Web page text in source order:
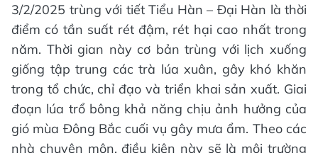
3/2/2025 trùng với tiết Tiểu Hàn – Đại Hàn là thời
điểm có tần suất rét đậm, rét hại cao nhất trong
năm. Thời gian này cơ bản trùng với lịch xuống
giống tập trung các trà lúa xuân, gây khó khăn
trong tổ chức, chỉ đạo và triển khai sản xuất. Giai
đoạn lúa trổ bông khả năng chịu ảnh hưởng của
gió mùa Đông Bắc cuối vụ gây mưa ẩm. Theo các
nhà chuyên môn, điều kiện này sẽ là môi trường